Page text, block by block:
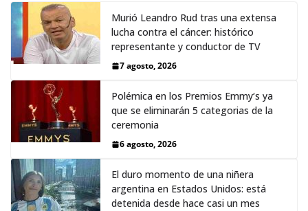
Murió Leandro Rud tras una extensa
lucha contra el cáncer: histórico
representante y conductor de TV
7 agosto, 2026
Polémica en los Premios Emmy‘s ya
que se eliminarán 5 categorias de la
ceremonia
6 agosto, 2026
El duro momento de una niñera
argentina en Estados Unidos: está
detenida desde hace casi un mes